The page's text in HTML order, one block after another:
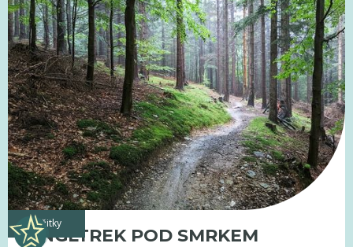
zážitky
SINGLTREK POD SMRKEM